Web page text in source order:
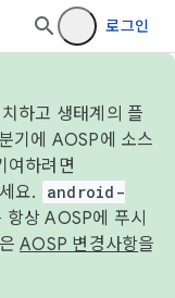
로그인
하고 생태계의 플
기에 AOSP에 소스
여하려면
요.
android-
상 AOSP에 푸시
AOSP 변경사항을